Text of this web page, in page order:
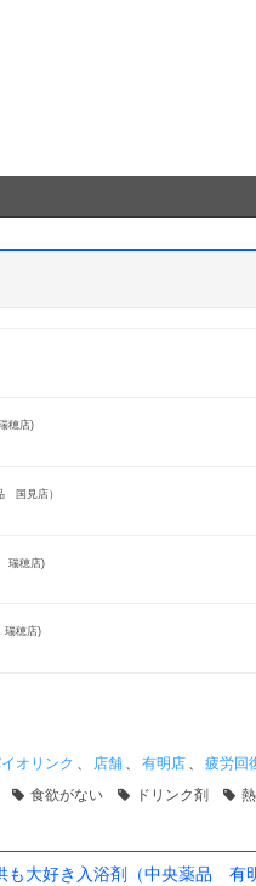
穂店)
国見店）
瑞穂店)
瑞穂店)
オリンク 、 店舗 、 有明店 、 疲労回
食欲がない ドリンク剤
も大好き入浴剤（中央薬品 有